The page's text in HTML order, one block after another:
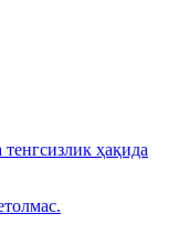
тенгсизлик ҳақида